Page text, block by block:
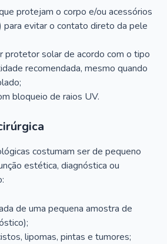
protejam o corpo e/ou acessórios
para evitar o contato direto da pele
protetor solar de acordo com o tipo
recomendada, mesmo quando
bloqueio de raios UV.
costumam ser de pequeno
estética, diagnóstica ou
de uma pequena amostra de
lipomas, pintas e tumores;